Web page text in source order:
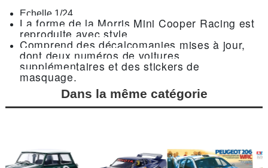
Echelle 1/24.
La forme de la Morris Mini Cooper Racing est
reproduite avec style.
Comprend des décalcomanies mises à jour,
dont deux numéros de voitures
supplémentaires etdes stickers de
masquage.
Dans la même catégorie